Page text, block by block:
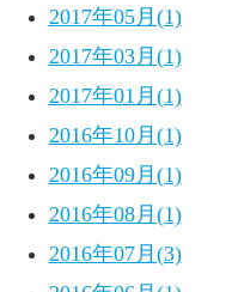
2017年05月(1)
2017年03月(1)
2017年01月(1)
2016年10月(1)
2016年09月(1)
2016年08月(1)
2016年07月(3)